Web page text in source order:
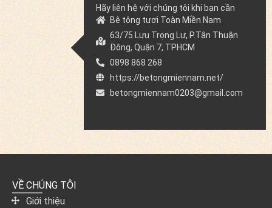
Hãy liên hệ với chúng tôi khi bạn cần
Bê tông tươi Toàn Miền Nam
63/75 Lưu Trọng Lư, P.Tân Thuận
Đông, Quận 7, TPHCM
0898 868 268
https://betongmiennam.net/
betongmiennam0203@gmail.com
VỀ CHÚNG TÔI
Giới thiệu